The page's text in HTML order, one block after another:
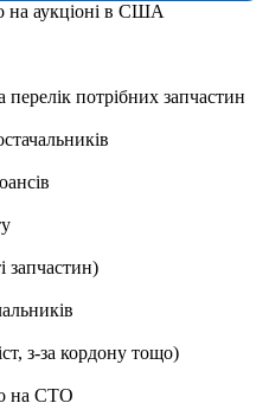
на аукціоні в США
потрібних запчастин
запчастин)
з-за кордону тощо)
на СТО